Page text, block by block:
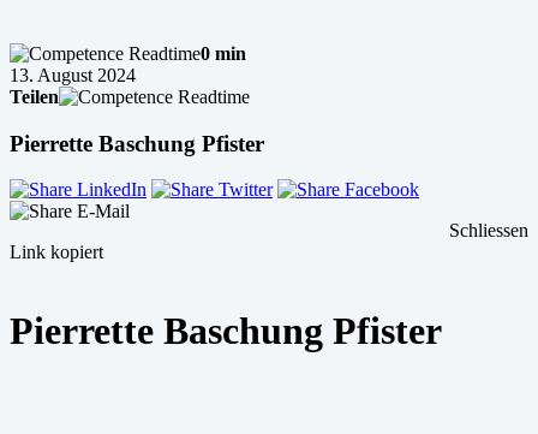
0 min
13. August 2024
Teilen
Pierrette Baschung Pfister
Link kopiert
Schliessen
Pierrette Baschung Pfister